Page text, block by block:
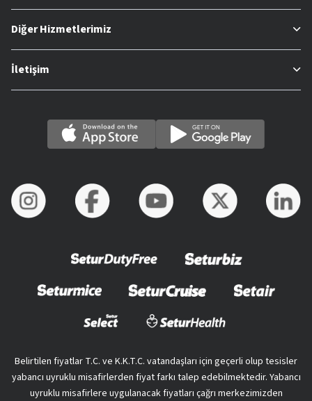
Diğer Hizmetlerimiz
İletişim
Belirtilen fiyatlar T.C. ve K.K.T.C. vatandaşları için geçerli olup tesisler
yabancı uyruklu misafirlerden fiyat farkı talep edebilmektedir. Yabancı
uyruklu misafirlere uygulanacak fiyatları çağrı merkezimizden